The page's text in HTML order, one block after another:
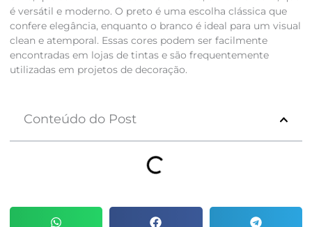
é versátil e moderno. O preto é uma escolha clássica que
confere elegância, enquanto o branco é ideal para um visual
clean e atemporal. Essas cores podem ser facilmente
encontradas em lojas de tintas e são frequentemente
utilizadas em projetos de decoração.
Conteúdo do Post